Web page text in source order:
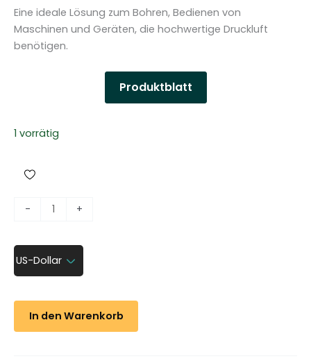
Eine ideale Lösung zum Bohren, Bedienen von
Maschinen und Geräten, die hochwertige Druckluft
benötigen.
Produktblatt
1 vorrätig
-
r
a
l
+
US-Dollar
In den Warenkorb